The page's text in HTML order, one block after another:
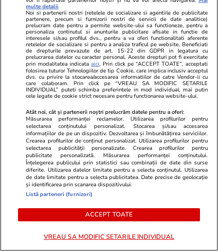
Vacanțe și Cultură 14:31
Ce trebuie să știe românii înainte să plece în
vacanța de vară. Recomandări pentru turiștii
care călătoresc cu avionul
Infrastructura 14:29
Imagini văzute din mașină pe aproximativ 35
km din Autostrada A7, între Adjud și Bacău:
Care este punctul cel mai fierbinte al
șantierului
Stiri Mondene 14:27
Câți bani a cheltuit Adda pe analize medicale.
Artista a primit diagnosticul după doi ani de
chin: „A dat de un doctor mai inspirat”
Citește mai multe
multe detalii
Noi si partenerii nostri (retelele de socializare si agentiile de publicitate
partenere, precum si furnizorii nostri de servicii de date analitice)
prelucram date pentru a permite website-ului sa functioneze, pentru a
personaliza continutul si anunturile publicitare afisate in functie de
interesele si/sau profilul dvs., pentru a va oferi functionalitati aferente
retelelor de socializare si pentru a analiza traficul pe website. Beneficiati
de drepturile prevazute de art. 15-22 din GDPR in legatura cu
prelucrarea datelor cu caracter personal. Aceste drepturi pot fi exercitate
prin modalitatea indicataaici. Prin click pe “ACCEPT TOATE”, acceptati
folosirea tuturor Tehnologiilor de tip Cookie, care implica inclusiv acceptul
dvs. cu privire la stocarea/accesarea informatiilor de catre Vendor-ii cu
care colaboram. Prin click pe “VREAU SA MODIFIC SETARILE
INDIVIDUAL” puteti schimba preferintele in mod individual, mai putin
cele legate de cookie strict necesare pentru functionarea website-ului.
Atât noi, cât și partenerii noștri prelucrăm datele pentru a oferi:
Măsurarea performanței reclamelor. Utilizarea profilurilor pentru
selectarea conținutului personalizat. Stocarea și/sau accesarea
informațiilor de pe un dispozitiv. Dezvoltarea și îmbunătățirea serviciilor.
Crearea profilurilor de conținut personalizat. Utilizarea profilurilor pentru
selectarea publicității personalizate. Crearea profilurilor pentru
publicitate personalizată. Măsurarea performanței conținutului.
Înțelegerea publicului prin statistici sau combinații de date din surse
diferite. Utilizarea datelor limitate pentru a selecta conținutul. Utilizarea
de date limitate pentru a selecta publicitatea. Date precise de geolocație
și identificarea prin scanarea dispozitivului.
Listă parteneri (furnizori)
ACCEPT TOATE
VREAU SA MODIFIC SETARILE INDIVIDUAL